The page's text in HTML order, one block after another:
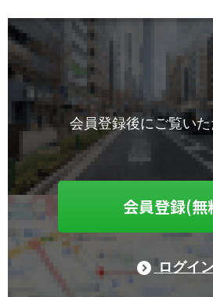
会員登録後にご覧い
会員登録(無
ログイ